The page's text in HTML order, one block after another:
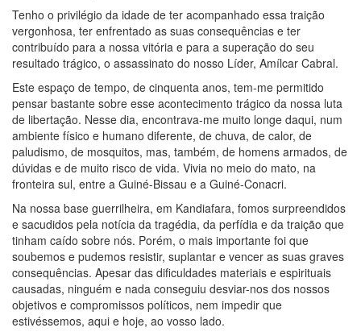
Tenho o privilégio da idade de ter acompanhado essa traição
vergonhosa, ter enfrentado as suas consequências e ter
contribuído para a nossa vitória e para a superação do seu
resultado trágico, o assassinato do nosso Líder, Amílcar Cabral.
Este espaço de tempo, de cinquenta anos, tem-me permitido
pensar bastante sobre esse acontecimento trágico da nossa luta
de libertação. Nesse dia, encontrava-me muito longe daqui, num
ambiente físico e humano diferente, de chuva, de calor, de
paludismo, de mosquitos, mas, também, de homens armados, de
dúvidas e de muito risco de vida. Vivia no meio do mato, na
fronteira sul, entre a Guiné-Bissau e a Guiné-Conacri.
Na nossa base guerrilheira, em Kandiafara, fomos surpreendidos
e sacudidos pela notícia da tragédia, da perfídia e da traição que
tinham caído sobre nós. Porém, o mais importante foi que
soubemos e pudemos resistir, suplantar e vencer as suas graves
consequências. Apesar das dificuldades materiais e espirituais
causadas, ninguém e nada conseguiu desviar-nos dos nossos
objetivos e compromissos políticos, nem impedir que
estivéssemos, aqui e hoje, ao vosso lado.